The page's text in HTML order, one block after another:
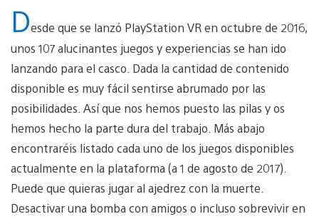
Desde que se lanzó PlayStation VR en octubre de 2016,
unos 107 alucinantes juegos y experiencias se han ido
lanzando para el casco. Dada la cantidad de contenido
disponible es muy fácil sentirse abrumado por las
posibilidades. Así que nos hemos puesto las pilas y os
hemos hecho la parte dura del trabajo. Más abajo
encontraréis listado cada uno de los juegos disponibles
actualmente en la plataforma (a 1 de agosto de 2017).
Puede que quieras jugar al ajedrez con la muerte.
Desactivar una bomba con amigos o incluso sobrevivir en